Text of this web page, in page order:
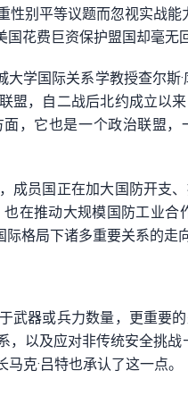
别平等议题而忽视实战
花费巨资保护盟国却毫无
学国际关系学教授查尔斯
盟，自二战后北约成立以
，它也是一个政治联盟
成员国正在加大国防开支
在推动大规模国防工业
格局下诸多重要关系的走向
武器或兵力数量，更重要
，以及应对非传统安全挑
克·吕特也承认了这一点。